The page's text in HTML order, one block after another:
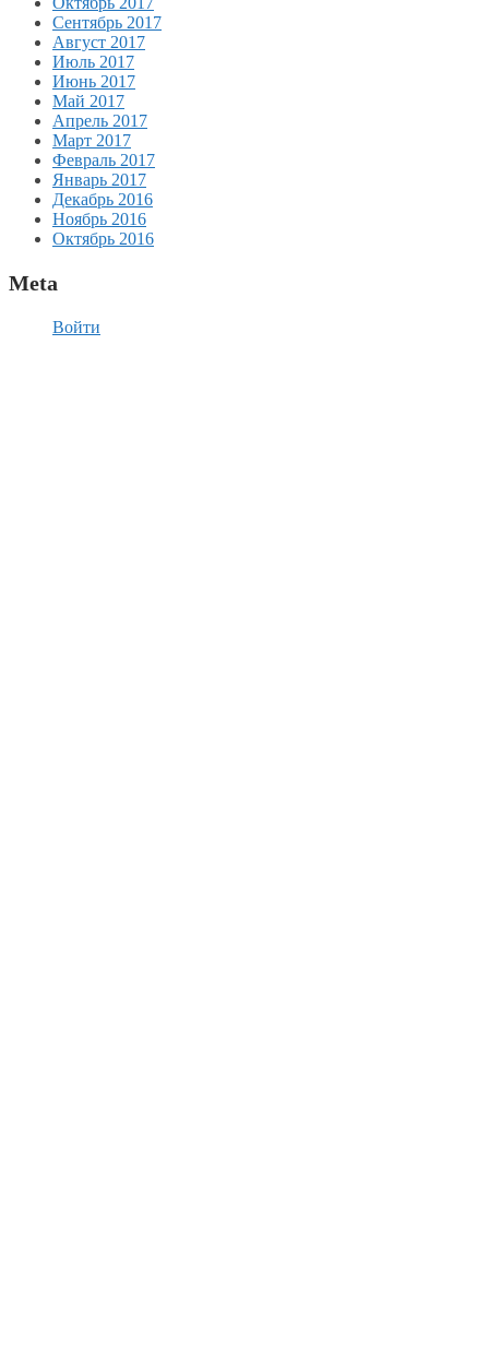
Сентябрь 2017
Август 2017
Июль 2017
Июнь 2017
Май 2017
Апрель 2017
Март 2017
Февраль 2017
Январь 2017
Декабрь 2016
Ноябрь 2016
Октябрь 2016
Meta
Войти